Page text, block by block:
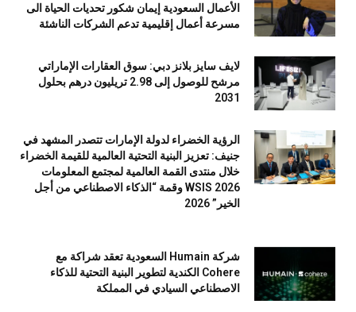
الأعمال السعودية إيمان شكور تحديات الحياة الى
مسرعة أعمال إقليمية تدعم الشركات الناشئة
لايف سايز بلانز دبي: سوق العقارات الإماراتي
مرشح للوصول إلى 2.98 تريليون درهم بحلول
2031
الرؤية الخضراء لدولة الإمارات تتصدر المشهد في
جنيف: تعزيز البنية التحتية العالمية للقيمة الخضراء
خلال منتدى القمة العالمية لمجتمع المعلومات
WSIS 2026 وقمة “الذكاء الاصطناعي من أجل
الخير” 2026
شركة Humain السعودية تعقد شراكة مع
Cohere الكندية لتطوير البنية التحتية للذكاء
الاصطناعي السيادي في المملكة